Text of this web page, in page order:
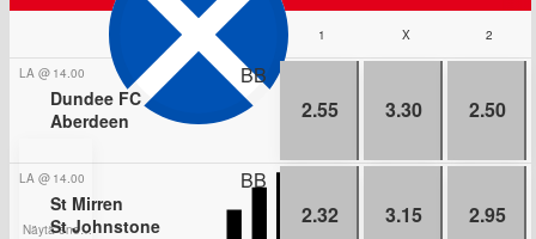
Jalkapallo Skotlanti
1 X 2
LA @ 14.00 BB
Dundee FC
Aberdeen
Näytä enemmän kohteita
2.55 3.30 2.50
LA @ 14.00 BB
St Mirren
St Johnstone
2.32 3.15 2.95